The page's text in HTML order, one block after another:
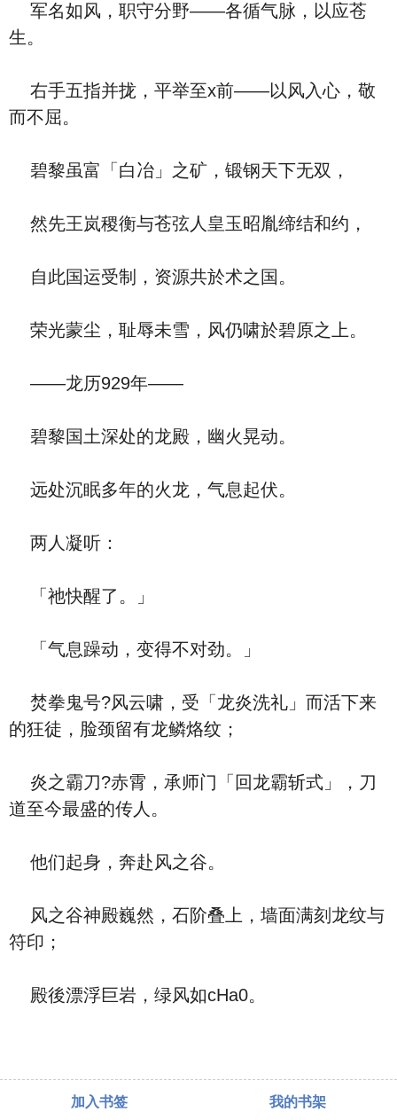
军名如风，职守分野——各循气脉，以应苍
生。
右手五指并拢，平举至x前——以风入心，敬
而不屈。
碧黎虽富「白冶」之矿，锻钢天下无双，
然先王岚稷衡与苍弦人皇玉昭胤缔结和约，
自此国运受制，资源共於术之国。
荣光蒙尘，耻辱未雪，风仍啸於碧原之上。
——龙历929年——
碧黎国土深处的龙殿，幽火晃动。
远处沉眠多年的火龙，气息起伏。
两人凝听：
「祂快醒了。」
「气息躁动，变得不对劲。」
焚拳鬼号?风云啸，受「龙炎洗礼」而活下来
的狂徒，脸颈留有龙鳞烙纹；
炎之霸刀?赤霄，承师门「回龙霸斩式」，刀
道至今最盛的传人。
他们起身，奔赴风之谷。
风之谷神殿巍然，石阶叠上，墙面满刻龙纹与
符印；
殿後漂浮巨岩，绿风如cHa0。
加入书签 我的书架